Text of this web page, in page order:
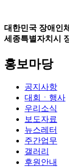
대한민국 장애인
세종특별자치시
홍보마당
공지사항
대회ㆍ행사
우리소식
보도자료
뉴스레터
주간업무
갤러리
후원안내